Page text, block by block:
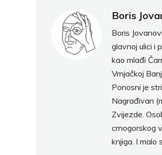
Boris
Boris
glavnoj ulici i
kao mlađi
Vrnjačkoj
Ponosni je
Nagrađivan
Zvijezde.
crnogorskog
knjiga. I malo